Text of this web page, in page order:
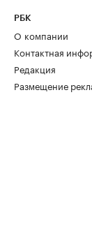
РБК
О компании
Контактная
Редакция
Размещение